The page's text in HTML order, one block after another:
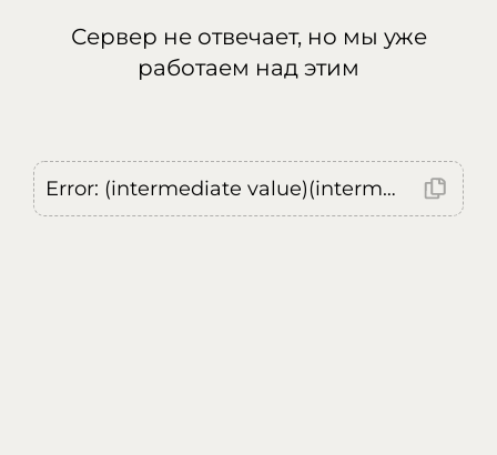
Сервер не отвечает, но мы уже
работаем над этим
Error: (intermediate value)(intermediate value)(intermediate value).replaceAll is not a function